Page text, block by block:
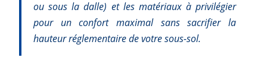
ou sous la dalle) et les matériaux à privilégier
pour un confort maximal sans sacrifier la
hauteur réglementaire de votre sous-sol.